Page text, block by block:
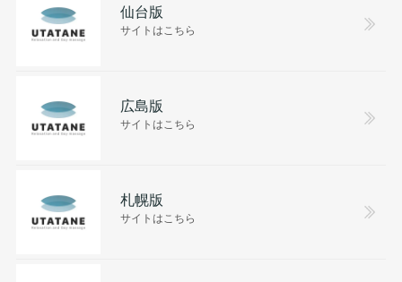
仙台版
サイトはこちら
広島版
サイトはこちら
札幌版
サイトはこちら